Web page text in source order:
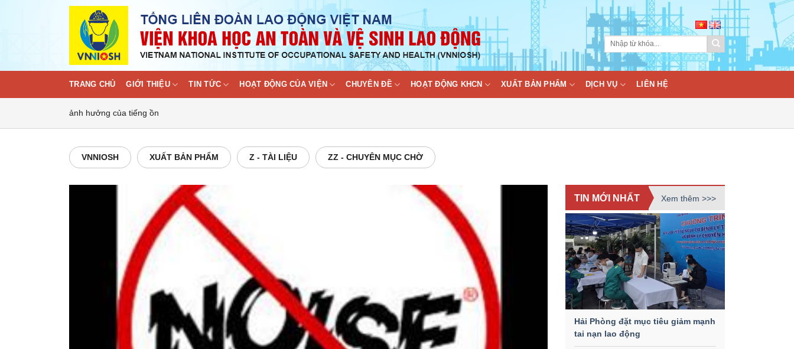
TRANG CHỦ GIỚI THIỆU TIN TỨC HOẠT ĐỘNG CỦA VIỆN CHUYÊN ĐỀ HOẠT ĐỘNG KHCN XUẤT BẢN PHẨM DỊCH VỤ LIÊN HỆ
ảnh hưởng của tiếng ồn
VNNIOSH XUẤT BẢN PHẨM Z - TÀI LIỆU ZZ - CHUYÊN MỤC CHỜ
TIN MỚI NHẤT Xem thêm >>>
Hải Phòng đặt mục tiêu giảm mạnh
tai nạn lao động